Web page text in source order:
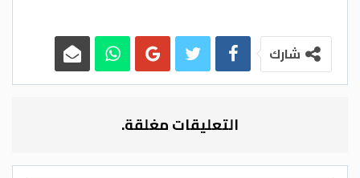
مثل فتاح وعماد وقدر، إلى جانب مسيرات
هجومية. وأسفرت هذه العمليات عن مقتل
وإصابة أكثر من 200 شخص، مع انهيار أنظمة
تصريحات الحرس الثوري.
شارك
التعليقات مغلقة.